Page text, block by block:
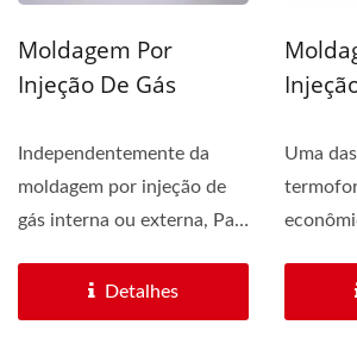
Moldagem Por
Injeção De Gás
Independentemente da
moldagem por injeção de
gás interna ou externa, Pan
Detalhes
Uma
injeção...